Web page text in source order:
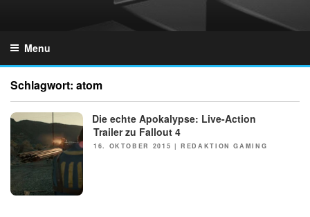
Menu
Schlagwort: atom
Die echte Apokalypse: Live-Action
Trailer zu Fallout 4
POSTED
16. OKTOBER 2015 |REDAKTION GAMING